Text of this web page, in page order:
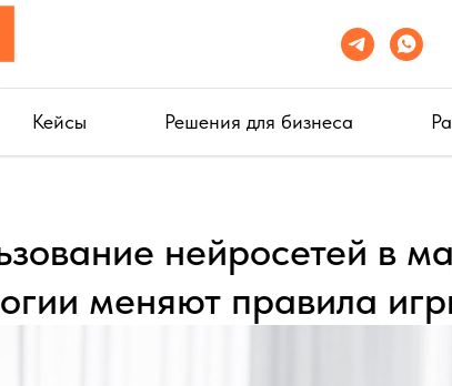
Кейсы Решения для бизнеса
нейросетей в
меняют правила